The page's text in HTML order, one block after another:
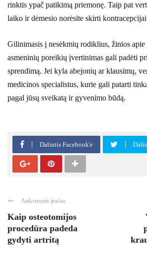
rinktis ypač patikimą priemonę. Taip pat
laiko ir dėmesio norėsite skirti
Gilinimasis į nesėkmių rodiklius, žinios
asmeninių poreikių įvertinimas gali padėti
sprendimą. Jei kyla abejonių ar klausimų,
medicinos specialistus, kurie gali patarti
pagal jūsų sveikatą ir gyvenimo būdą.
Dalintis Facebook'e
Ankstesnis įrašas
Kaip osteotomijos
procedūra padeda
gydyti artritą